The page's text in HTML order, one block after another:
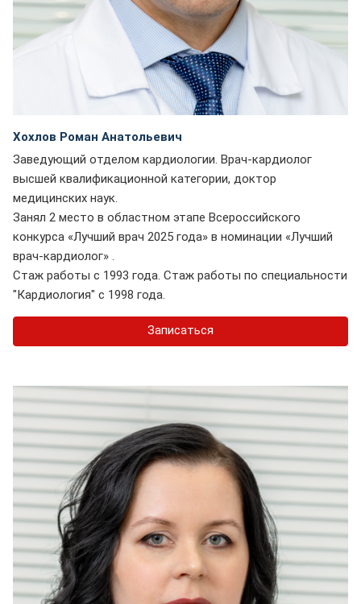
Хохлов Роман Анатольевич
Заведующий отделом кардиологии. Врач-кардиолог
высшей квалификационной категории, доктор
медицинских наук.
Занял 2 место в областном этапе Всероссийского
конкурса «Лучший врач 2025 года» в номинации «Лучший
врач-кардиолог» .
Стаж работы с 1993 года. Стаж работы по специальности
"Кардиология" с 1998 года.
Записаться